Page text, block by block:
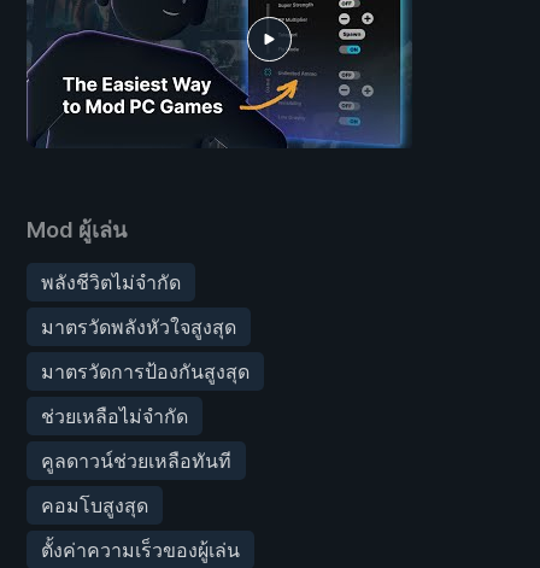
Mod ผู้เล่น
พลังชีวิตไม่จำกัด
มาตรวัดพลังหัวใจสูงสุด
มาตรวัดการป้องกันสูงสุด
ช่วยเหลือไม่จำกัด
คูลดาวน์ช่วยเหลือทันที
คอมโบสูงสุด
ตั้งค่าความเร็วของผู้เล่น